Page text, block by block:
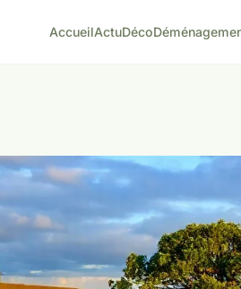
AccueilActuDéco